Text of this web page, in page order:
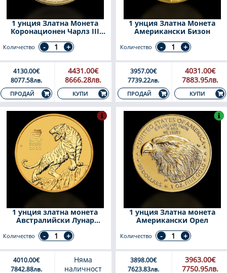
1 унция Златна Монета
Коронационен Чарлз III
2023
Количество
4130.00€
8077.58лв.
ПРОДАЙ
4431.00€
8666.28лв.
КУПИ
1 унция Златна Монета
Американски Бизон
Количество
3957.00€
7739.22лв.
ПРОДАЙ
4031.00€
7883.95лв.
КУПИ
1 унция златна монета
Австралийски Лунар
годината на Тигъра 2022
Количество
4010.00€
7842.88лв.
Няма
наличност
1 унция Златна монета
Американски Орел
Количество
3898.00€
7623.83лв.
3963.00€
7750.95лв.